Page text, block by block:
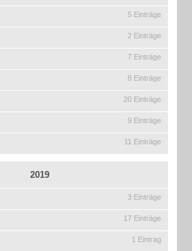
5 Einträge
2 Einträge
7 Einträge
8 Einträge
20 Einträge
9 Einträge
11 Einträge
2019
3 Einträge
17 Einträge
1 Eintrag